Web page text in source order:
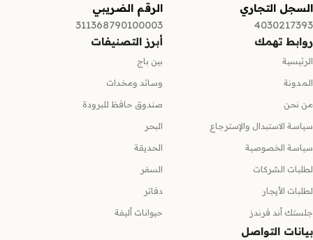
السجل التجاري
4030217393
الرقم الضريبي
311368790100003
روابط تهمك
الرئيسية
المدونة
من نحن
سياسة الاستبدال والإسترجاع
سياسة الخصوصية
لطلبات الشركات
لطلبات الأيجار
جلستك أند فرندز
أبرز التصنيفات
بين باج
وسائد ومخدات
صندوق حافظ للبرودة
البحر
الحديقة
السفر
دفاتر
حيوانات أليفة
بيانات التواصل